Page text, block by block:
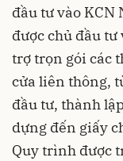
đầu tư vào
được chủ đầu
trợ trọn gói các
cửa liên thông,
đầu tư, thành
dựng đến giấy
Quy trình được